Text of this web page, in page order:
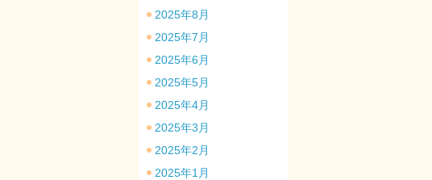
2025年8月
2025年7月
2025年6月
2025年5月
2025年4月
2025年3月
2025年2月
2025年1月